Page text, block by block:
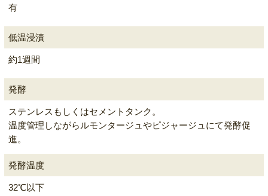
有
低温浸漬
約1週間
発酵
ステンレスもしくはセメントタンク。
温度管理しながらルモンタージュやピジャージュにて発酵促
進。
発酵温度
32℃以下